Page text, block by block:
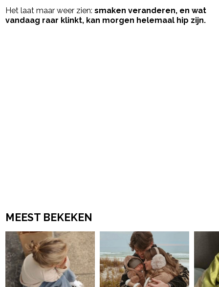
Het laat maar weer zien:smaken veranderen, en wat
vandaag raar klinkt, kan morgen helemaal hip zijn.
MEEST BEKEKEN